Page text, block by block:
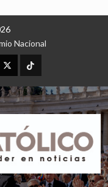
Nacional
X TikTok